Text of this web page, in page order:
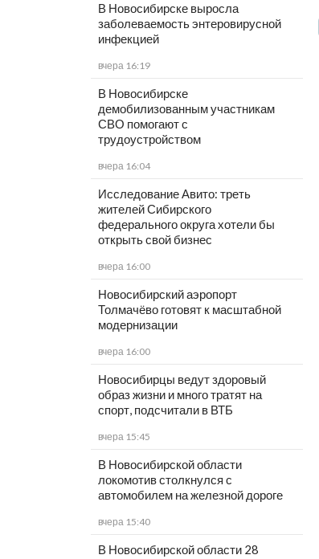
В Новосибирске выросла
заболеваемость энтеровирусной
инфекцией
вчера 16:19
В Новосибирске
демобилизованным участникам
СВО помогают с
трудоустройством
вчера 16:04
Исследование Авито: треть
жителей Сибирского
федерального округа хотели бы
открыть свой бизнес
вчера 16:00
Новосибирский аэропорт
Толмачёво готовят к масштабной
модернизации
вчера 16:00
Новосибирцы ведут здоровый
образ жизни и много тратят на
спорт, подсчитали в ВТБ
вчера 15:45
В Новосибирской области
локомотив столкнулся с
автомобилем на железной дороге
вчера 15:40
В Новосибирской области 28